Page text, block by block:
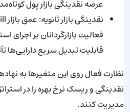
عرضه نقدینگی بازار پول
فعالیت بازارگردانان بر اجرای
قابلیت تبدیل سریع دارایی‌ها
نظارت فعال روی این متغیرها به
نقدینگی و ریسک نرخ بهره را در
مدیریت کنند.